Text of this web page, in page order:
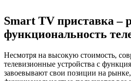
Smart TV приставка –
функциональность
Несмотря на высокую стоимость,
телевизионные устройства с
завоевывают свои позиции на